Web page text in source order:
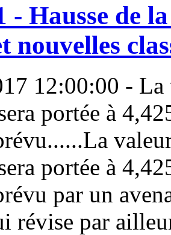
- Hausse de
nouvelles
12:00:00 -
portée à
portée à
par un
révise par